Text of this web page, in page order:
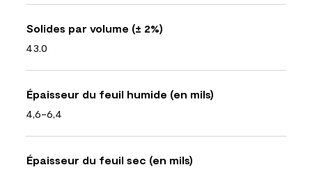
Solides par volume (± 2%)
43.0
Épaisseur du feuil humide (en mils)
4,6-6,4
Épaisseur du feuil sec (en mils)